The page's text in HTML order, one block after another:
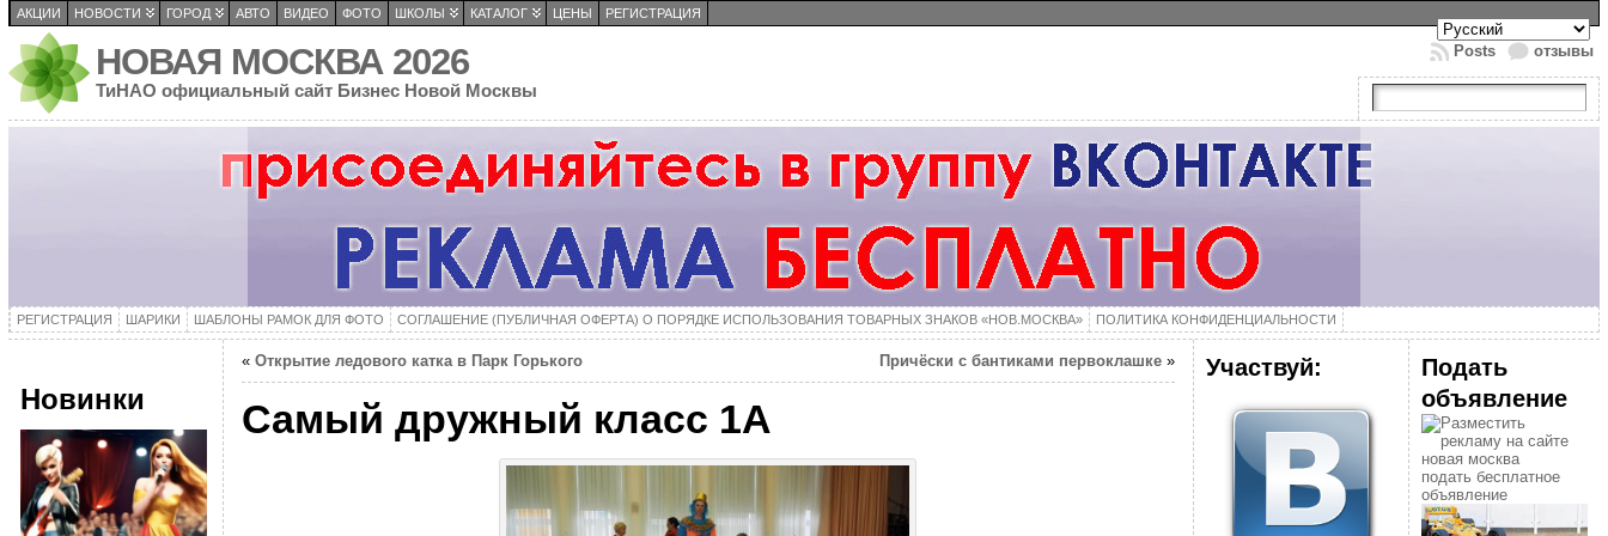
АКЦИИ НОВОСТИ ГОРОД АВТО ВИДЕО ФОТО ШКОЛЫ КАТАЛОГ ЦЕНЫ РЕГИСТРАЦИЯ
НОВАЯ МОСКВА 2026
ТиНАО официальный сайт Бизнес Новой Москвы
отзывы
Posts
РЕГИСТРАЦИЯ ШАРИКИ ШАБЛОНЫ РАМОК ДЛЯ ФОТО СОГЛАШЕНИЕ (ПУБЛИЧНАЯ ОФЕРТА) О ПОРЯДКЕ ИСПОЛЬЗОВАНИЯ ТОВАРНЫХ ЗНАКОВ «НОВ.МОСКВА» ПОЛИТИКА КОНФИДЕНЦИАЛЬНОСТИ
Новинки
« Открытие ледового катка в Парк Горького Причёски с бантиками первоклашке»
Самый дружный класс 1А
Участвуй:
Подать
объявление
подать бесплатное
объявление